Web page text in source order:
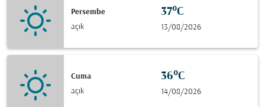
Persembe
açık
37°C
13/08/2026
Cuma
açık
36°C
14/08/2026